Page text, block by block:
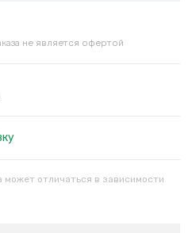
не является офертой
отличаться в зависимости